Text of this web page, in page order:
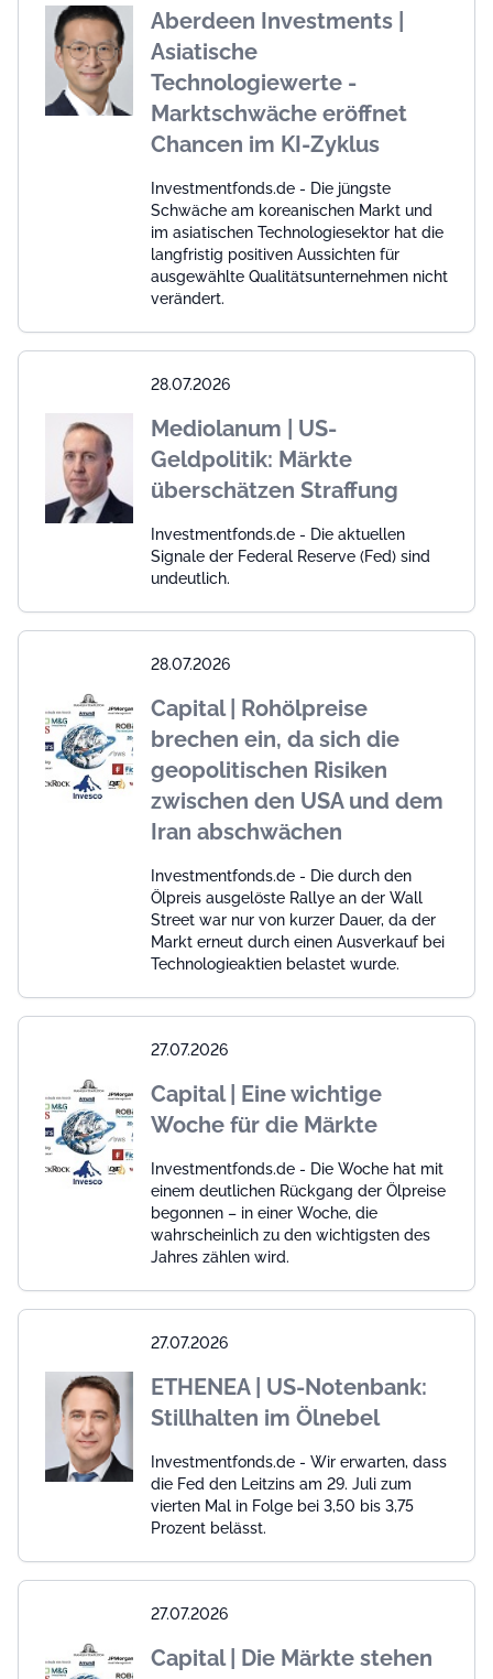
Aberdeen Investments |
Asiatische
Technologiewerte -
Marktschwäche eröffnet
Chancen im KI-Zyklus
Investmentfonds.de - Die jüngste
Schwäche am koreanischen Markt und
im asiatischen Technologiesektor hat die
langfristig positiven Aussichten für
ausgewählte Qualitätsunternehmen nicht
verändert.
28.07.2026
Mediolanum | US-
Geldpolitik: Märkte
überschätzen Straffung
Investmentfonds.de - Die aktuellen
Signale der Federal Reserve (Fed) sind
undeutlich.
28.07.2026
Capital | Rohölpreise
brechen ein, da sich die
geopolitischen Risiken
zwischen den USA und dem
Iran abschwächen
Investmentfonds.de - Die durch den
Ölpreis ausgelöste Rallye an der Wall
Street war nur von kurzer Dauer, da der
Markt erneut durch einen Ausverkauf bei
Technologieaktien belastet wurde.
27.07.2026
Capital | Eine wichtige
Woche für die Märkte
Investmentfonds.de - Die Woche hat mit
einem deutlichen Rückgang der Ölpreise
begonnen – in einer Woche, die
wahrscheinlich zu den wichtigsten des
Jahres zählen wird.
27.07.2026
ETHENEA | US-Notenbank:
Stillhalten im Ölnebel
Investmentfonds.de - Wir erwarten, dass
die Fed den Leitzins am 29. Juli zum
vierten Mal in Folge bei 3,50 bis 3,75
Prozent belässt.
27.07.2026
Capital | Die Märkte stehen